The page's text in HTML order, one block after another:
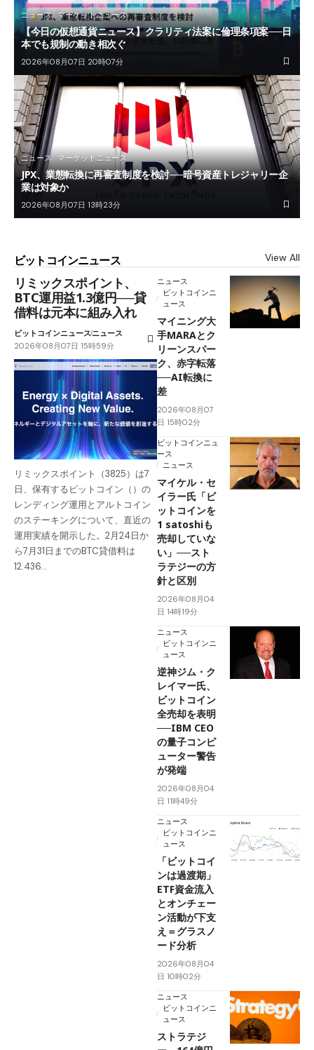
ニュース マーケットニュース
【今日の仮想通貨ニュース】クラリティ法案に倫理条項案──日
本でも規制の動き相次ぐ
2026年08月07日 20時07分
ニュース マーケットニュース
JPX、業態転換に再審査制度を検討──暗号資産トレジャリー企
業は対象か
2026年08月07日 13時23分
ビットコインニュース View All
リミックスポイント、
BTC運用益1.3億円──貸
借料は元本に組み入れ
ビットコインニュースニュース
2026年08月07日 15時59分
リミックスポイント（3825）は7
日、保有するビットコイン（）の
レンディング運用とアルトコイン
のステーキングについて、直近の
運用実績を開示した。2月24日か
ら7月31日までのBTC貸借料は
12.436…
ニュース
ビットコインニ
ュース
マイニング大
手MARAとク
リーンスパー
ク、赤字転落
──AI転換に
差
2026年08月07
日 15時02分
ビットコインニュ
ース
ニュース
マイケル・セ
イラー氏「ビ
ットコインを
1 satoshiも
売却していな
い」──スト
ラテジーの方
針と区別
2026年08月04
日 14時19分
ニュース
ビットコインニ
ュース
逆神ジム・ク
レイマー氏、
ビットコイン
全売却を表明
──IBM CEO
の量子コンピ
ューター警告
が発端
2026年08月04
日 11時49分
ニュース
ビットコインニ
ュース
「ビットコイ
ンは過渡期」
ETF資金流入
とオンチェー
ン活動が下支
え＝グラスノ
ード分析
2026年08月04
日 10時02分
ニュース
ビットコインニ
ュース
ストラテジ